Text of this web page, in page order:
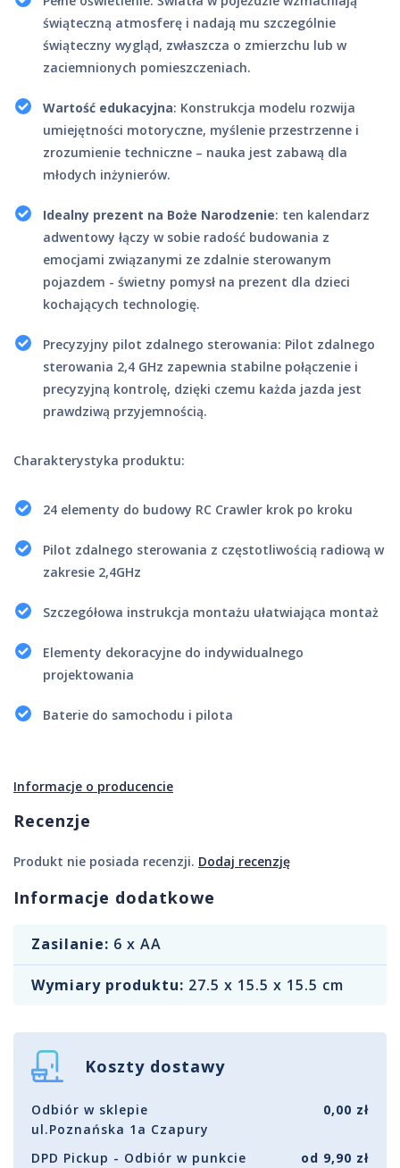
świąteczną atmosferę i nadają mu szczególnie
świąteczny wygląd, zwłaszcza o zmierzchu lub w
zaciemnionych pomieszczeniach.
Wartość edukacyjna: Konstrukcja modelu rozwija
umiejętności motoryczne, myślenie przestrzenne i
zrozumienie techniczne – nauka jest zabawą dla
młodych inżynierów.
Idealny prezent na Boże Narodzenie: ten kalendarz
adwentowy łączy w sobie radość budowania z
emocjami związanymi ze zdalnie sterowanym
pojazdem - świetny pomysł na prezent dla dzieci
kochających technologię.
Precyzyjny pilot zdalnego sterowania: Pilot zdalnego
sterowania 2,4 GHz zapewnia stabilne połączenie i
precyzyjną kontrolę, dzięki czemu każda jazda jest
prawdziwą przyjemnością.
Charakterystyka produktu:
24 elementy do budowy RC Crawler krok po kroku
Pilot zdalnego sterowania z częstotliwością radiową w
zakresie 2,4GHz
Szczegółowa instrukcja montażu ułatwiająca montaż
Elementy dekoracyjne do indywidualnego
projektowania
Baterie do samochodu i pilota
Informacje o producencie
Recenzje
Produkt nie posiada recenzji. Dodaj recenzję
Informacje dodatkowe
Zasilanie: 6 x AA
Wymiary produktu: 27.5 x 15.5 x 15.5 cm
Koszty dostawy
Odbiór w sklepie
ul.Poznańska 1a Czapury
0,00 zł
DPD Pickup - Odbiór w punkcie
od 9,90 zł